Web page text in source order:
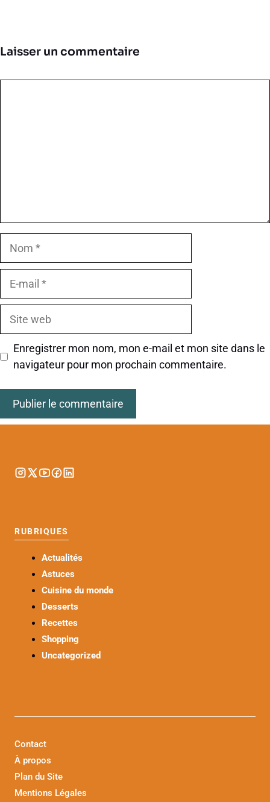
Laisser un commentaire
Nom
Site
Enregistrer mon nom, mon e-mail et mon site dans le
navigateur pour mon prochain commentaire.
RUBRIQUES
Actualités
Astuces
Cuisine du monde
Desserts
Recettes
Shopping
Uncategorized
Contact
À propos
Plan du Site
Mentions Légales